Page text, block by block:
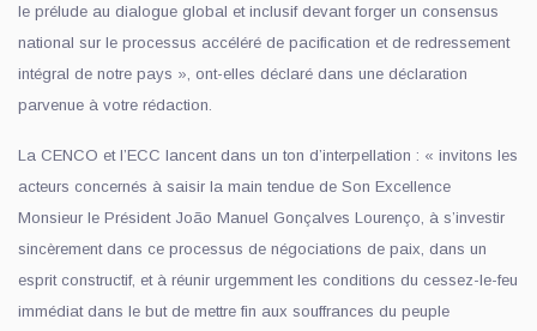
le prélude au dialogue global et inclusif devant forger un consensus
national sur le processus accéléré de pacification et de redressement
intégral de notre pays », ont-elles déclaré dans une déclaration
parvenue à votre rédaction.
La CENCO et l’ECC lancent dans un ton d’interpellation : « invitons les
acteurs concernés à saisir la main tendue de Son Excellence
Monsieur le Président João Manuel Gonçalves Lourenço, à s’investir
sincèrement dans ce processus de négociations de paix, dans un
esprit constructif, et à réunir urgemment les conditions du cessez-le-feu
immédiat dans le but de mettre fin aux souffrances du peuple